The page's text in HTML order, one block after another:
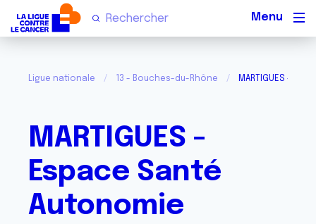
Ligue nationale 13 - Bouches-du-Rhône MARTIGUES -
MARTIGUES -
Espace Santé
Autonomie